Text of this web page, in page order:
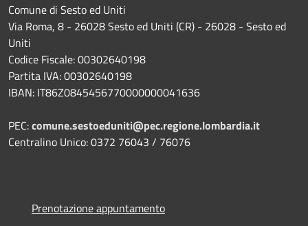
Comune di Sesto ed Uniti
Via Roma, 8 - 26028 Sesto ed Uniti (CR) - 26028 - Sesto ed
Uniti
Codice Fiscale: 00302640198
Partita IVA: 00302640198
IBAN: IT86Z0845456770000000041636
PEC:comune.sestoeduniti@pec.regione.lombardia.it
Centralino Unico: 0372 76043 / 76076
Prenotazione appuntamento